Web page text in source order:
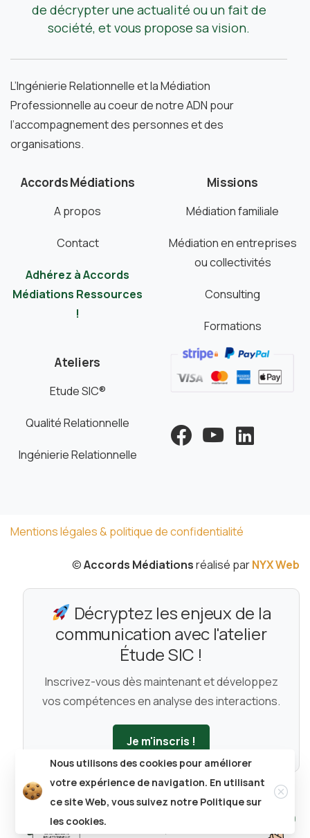
de décrypter une actualité ou un fait de
société, et vous propose sa vision.
L’Ingénierie Relationnelle et la Médiation
Professionnelle au coeur de notre ADN pour
l’accompagnement des personnes et des
organisations.
Accords Médiations
A propos
Contact
Adhérez à Accords
Médiations Ressources
!
Missions
Médiation familiale
Médiation en entreprises
ou collectivités
Consulting
Formations
Ateliers
Etude SIC®
Qualité Relationnelle
Ingénierie Relationnelle
Mentions légales & politique de confidentialité
©Accords Médiationsréalisé parNYX Web
Décryptez les enjeux de la
communication avec l'atelier
Étude SIC !
Inscrivez-vous dès maintenant et développez
vos compétences en analyse des interactions.
Je m'inscris !
Nous utilisons des cookies pour améliorer
votre expérience de navigation. En utilisant
ce site Web, vous suivez notre Politique sur
les cookies.
Close